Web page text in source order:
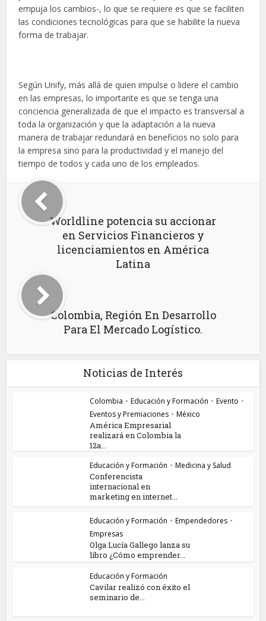
empuja los cambios-, lo que se requiere es que se faciliten
las condiciones tecnológicas para que se habilite la nueva
forma de trabajar.
Según Unify, más allá de quien impulse o lidere el cambio
en las empresas, lo importante es que se tenga una
conciencia generalizada de que el impacto es transversal a
toda la organización y que la adaptación a la nueva
manera de trabajar redundará en beneficios no solo para
la empresa sino para la productividad y el manejo del
tiempo de todos y cada uno de los empleados.
Worldline potencia su accionar
en Servicios Financieros y
licenciamientos en América
Latina
Colombia, Región En Desarrollo
Para El Mercado Logístico.
Noticias de Interés
Colombia • Educación y Formación • Evento •
Eventos y Premiaciones • México
América Empresarial
realizará en Colombia la
12a...
Educación y Formación • Medicina y Salud
Conferencista
internacional en
marketing en internet...
Educación y Formación • Empendedores •
Empresas
Olga Lucía Gallego lanza su
libro ¿Cómo emprender...
Educación y Formación
Cavilar realizó con éxito el
seminario de...